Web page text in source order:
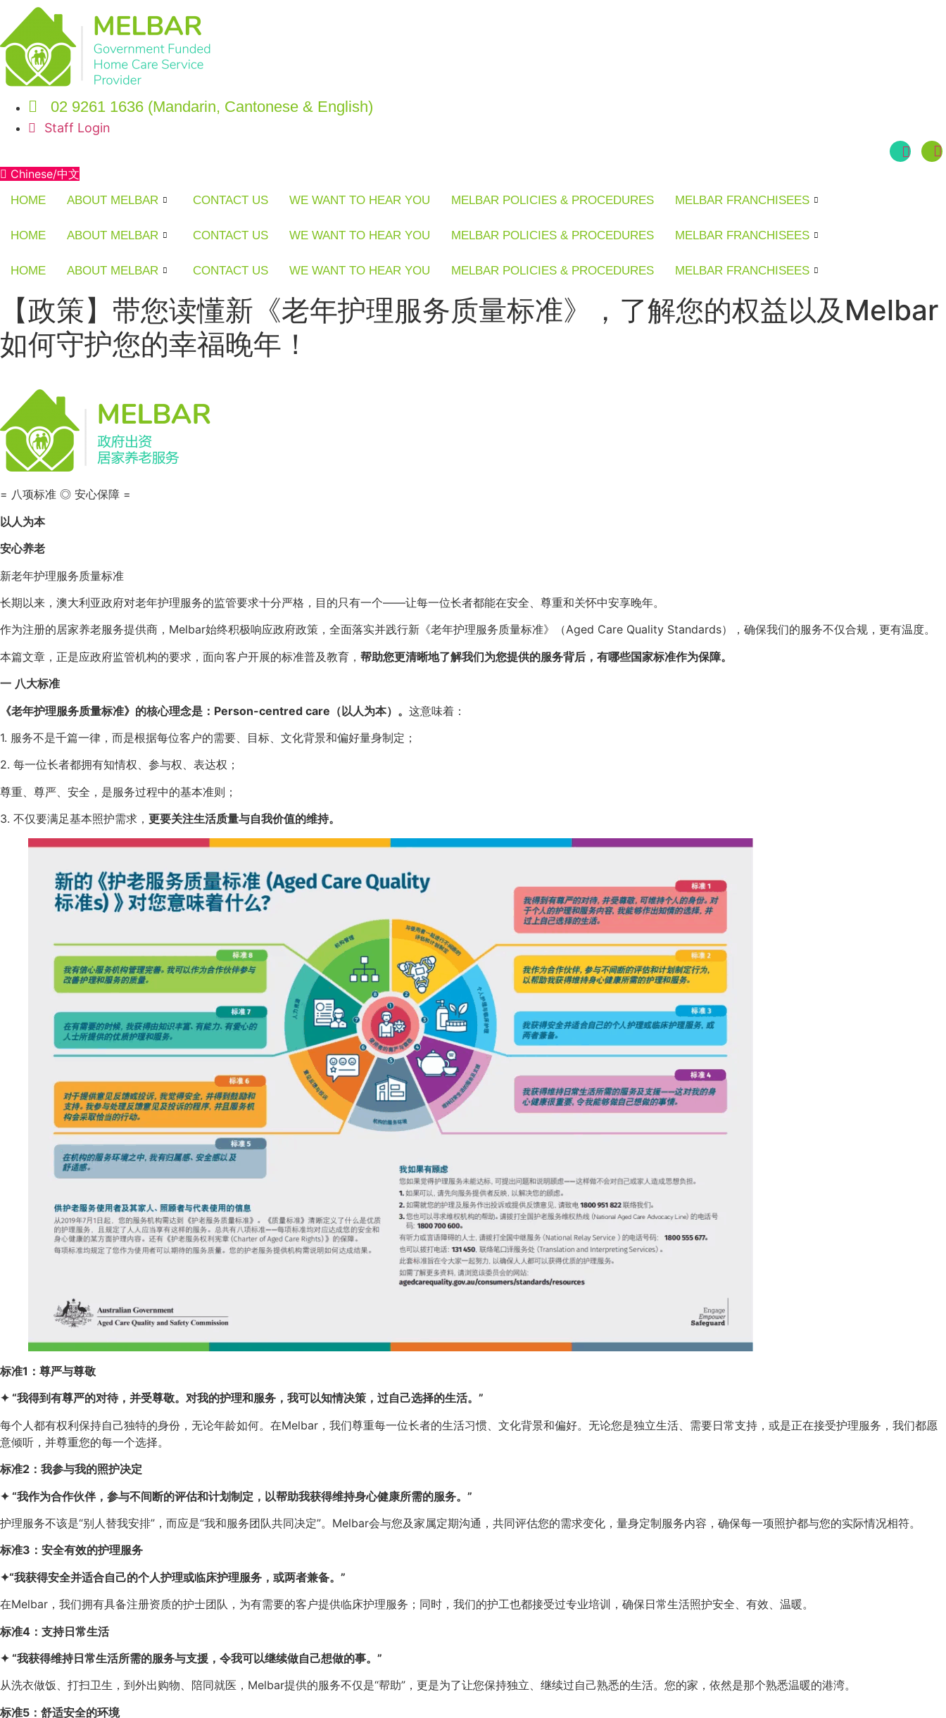
content
02 9261 1636 (Mandarin, Cantonese & English)
Staff Login
Chinese/中文
HOME ABOUT MELBAR CONTACT US WE WANT TO HEAR YOU MELBAR POLICIES & PROCEDURES MELBAR FRANCHISEES
HOME ABOUT MELBAR CONTACT US WE WANT TO HEAR YOU MELBAR POLICIES & PROCEDURES MELBAR FRANCHISEES
HOME ABOUT MELBAR CONTACT US WE WANT TO HEAR YOU MELBAR POLICIES & PROCEDURES MELBAR FRANCHISEES
【政策】带您读懂新《老年护理服务质量标准》，了解您的权益以及Melbar
如何守护您的幸福晚年！
= 八项标准 ◎ 安心保障 =
以人为本
安心养老
新老年护理服务质量标准
长期以来，澳大利亚政府对老年护理服务的监管要求十分严格，目的只有一个——让每一位长者都能在安全、尊重和关怀中安享晚年。
作为注册的居家养老服务提供商，Melbar始终积极响应政府政策，全面落实并践行新《老年护理服务质量标准》（Aged Care Quality Standards），确保我们的服务不仅合规，更有温度。
本篇文章，正是应政府监管机构的要求，面向客户开展的标准普及教育， 帮助您更清晰地了解我们为您提供的服务背后，有哪些国家标准作为保障。
一 八大标准
《老年护理服务质量标准》的核心理念是：Person-centred care（以人为本）。 这意味着：
1. 服务不是千篇一律，而是根据每位客户的需要、目标、文化背景和偏好量身制定；
2. 每一位长者都拥有知情权、参与权、表达权；
尊重、尊严、安全，是服务过程中的基本准则；
3. 不仅要满足基本照护需求， 更要关注生活质量与自我价值的维持。
标准1：尊严与尊敬
✦ “我得到有尊严的对待，并受尊敬。对我的护理和服务，我可以知情决策，过自己选择的生活。”
每个人都有权利保持自己独特的身份，无论年龄如何。在Melbar，我们尊重每一位长者的生活习惯、文化背景和偏好。无论您是独立生活、需要日常支持，或是正在接受护理服务，我们都愿
意倾听，并尊重您的每一个选择。
标准2：我参与我的照护决定
✦ “我作为合作伙伴，参与不间断的评估和计划制定，以帮助我获得维持身心健康所需的服务。”
护理服务不该是“别人替我安排”，而应是“我和服务团队共同决定”。Melbar会与您及家属定期沟通，共同评估您的需求变化，量身定制服务内容，确保每一项照护都与您的实际情况相符。
标准3：安全有效的护理服务
✦“我获得安全并适合自己的个人护理或临床护理服务，或两者兼备。”
在Melbar，我们拥有具备注册资质的护士团队，为有需要的客户提供临床护理服务；同时，我们的护工也都接受过专业培训，确保日常生活照护安全、有效、温暖。
标准4：支持日常生活
✦ “我获得维持日常生活所需的服务与支援，令我可以继续做自己想做的事。”
从洗衣做饭、打扫卫生，到外出购物、陪同就医，Melbar提供的服务不仅是“帮助”，更是为了让您保持独立、继续过自己熟悉的生活。您的家，依然是那个熟悉温暖的港湾。
标准5：舒适安全的环境